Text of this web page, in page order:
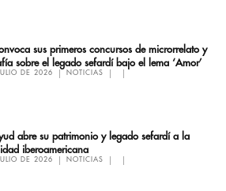
sus primeros concursos de microrrelato y
sobre el legado sefardí bajo el lema ‘Amor’
DE 2026 NOTICIAS
abre su patrimonio y legado sefardí a la
iberoamericana
DE 2026 NOTICIAS